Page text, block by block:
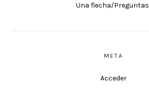
Una flecha/Preguntas
META
Acceder